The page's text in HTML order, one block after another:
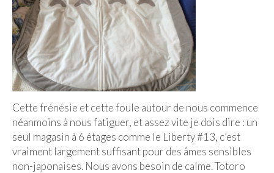
LONDRES
Marchés
Cafés
PARIS
Restos chinois
Restos coréens
Restos japonais
Cette frénésie et cette foule autour de nous commence
néanmoins à nous fatiguer, et assez vite je dois dire : un
seul magasin à 6 étages comme le Liberty #13, c’est
vraiment largement suffisant pour des âmes sensibles
non-japonaises. Nous avons besoin de calme. Totoro